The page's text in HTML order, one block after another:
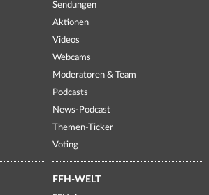
Sendungen
Aktionen
Videos
Webcams
Moderatoren & Team
Podcasts
News-Podcast
Themen-Ticker
Voting
FFH-WELT